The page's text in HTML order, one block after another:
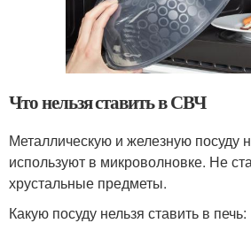
Что нельзя ставить в СВЧ
Металлическую и железную посуду
используют в микроволновке. Не
хрустальные предметы.
Какую посуду нельзя ставить в печь: